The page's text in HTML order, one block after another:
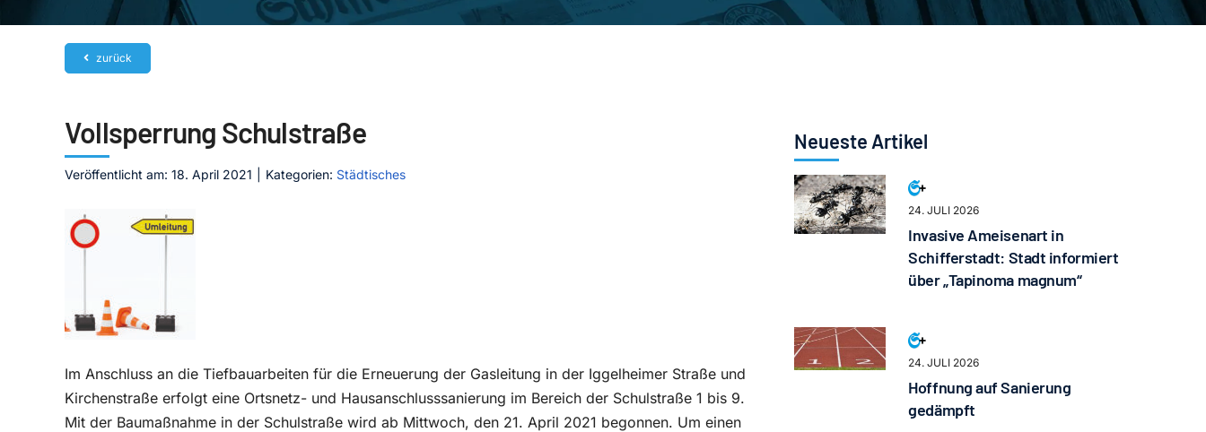
zurück
Vollsperrung Schulstraße
Veröffentlicht am: 18. April 2021 Kategorien: Städtisches
Im Anschluss an die Tiefbauarbeiten für die Erneuerung der Gasleitung in der Iggelheimer Straße und
Kirchenstraße erfolgt eine Ortsnetz- und Hausanschlusssanierung im Bereich der Schulstraße 1 bis 9.
Mit der Baumaßnahme in der Schulstraße wird ab Mittwoch, den 21. April 2021 begonnen. Um einen
Neueste Artikel
24. JULI 2026
Invasive Ameisenart in
Schifferstadt: Stadt informiert
über „Tapinoma magnum“
24. JULI 2026
Hoffnung auf Sanierung
gedämpft